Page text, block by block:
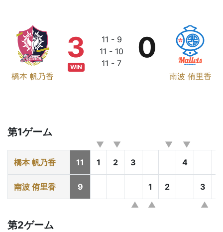
橋本 帆乃香
3
WIN
11 - 9
11 - 10
11 - 7
南波 侑里香
0
第1ゲーム
橋本 帆乃香 11 1 2 3 4
南波 侑里香 9 1 2 3
第2ゲーム